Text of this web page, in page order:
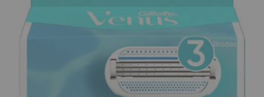
изображенията